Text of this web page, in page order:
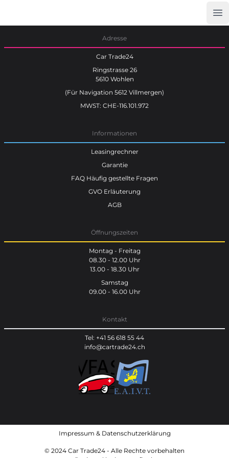
Adresse
Car Trade24
Ringstrasse 26
5610 Wohlen
(Für Navigation 5612 Villmergen)
MWST: CHE-116.101.972
Informationen
Leasingrechner
Garantie
FAQ Häufig gestellte Fragen
GVO Erläuterung
AGB
Öffnungszeiten
Montag - Freitag
08.30 - 12.00 Uhr
13.00 - 18.30 Uhr
Samstag
09.00 - 16.00 Uhr
Kontakt
Tel: +41 56 618 55 44
info@cartrade24.ch
Impressum & Datenschutzerklärung
© 2024 Car Trade24 - Alle Rechte vorbehalten